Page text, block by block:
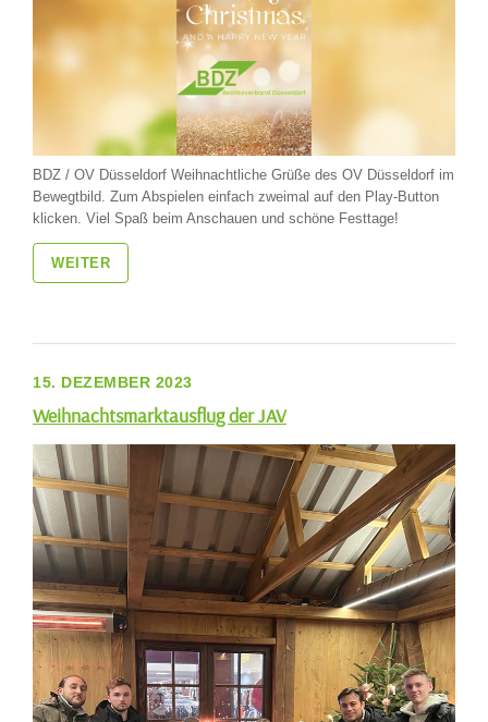
BDZ / OV Düsseldorf Weihnachtliche Grüße des OV Düsseldorf im
Bewegtbild. Zum Abspielen einfach zweimal auf den Play-Button
klicken. Viel Spaß beim Anschauen und schöne Festtage!
WEITER
15. DEZEMBER 2023
Weihnachtsmarktausflug der JAV